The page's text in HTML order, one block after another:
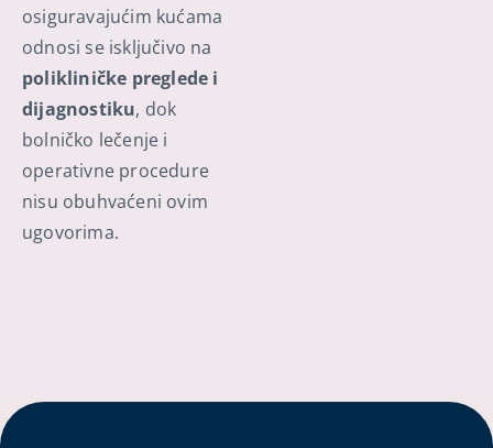
osiguravajućim kućama
odnosi se isključivo na
polikliničke preglede i
dijagnostiku, dok
bolničko lečenje i
operativne procedure
nisu obuhvaćeni ovim
ugovorima.